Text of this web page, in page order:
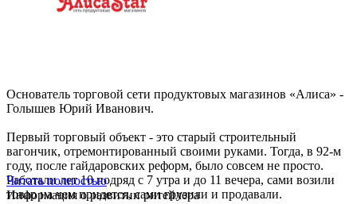
Основатель торговой сети продуктовых магазинов «Алиса» -
Голышев Юрий Иванович.
Первый торговый объект - это старый строительный
вагончик, отремонтированный своими руками. Тогда, в 92-м
году, после гайдаровских реформ, было совсем не просто.
Работали лет 10 подряд с 7 утра и до 11 вечера, сами возили
товар на чем придется, сами грузили и продавали.
Читать полностью
Информация о развитии ритейлера